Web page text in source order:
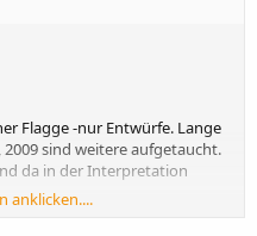
Flagge -nur Entwürfe. Lange
sind weitere aufgetaucht.
da in der Interpretation
anklicken....